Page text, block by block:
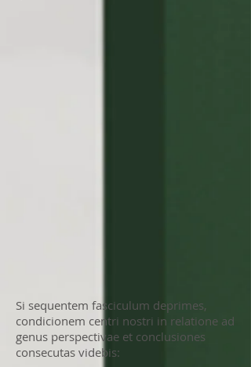
Si sequentem fasciculum deprimes,
condicionem centri nostri in relatione ad
genus perspectivae et conclusiones
consecutas videbis: